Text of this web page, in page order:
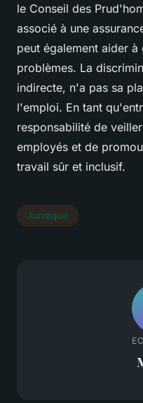
le Conseil des
associé à une
peut également aider
problèmes. La
indirecte, n'a pas sa
l'emploi. En tant
responsabilité de
employés et de
travail sûr et inclusif.
Juridique